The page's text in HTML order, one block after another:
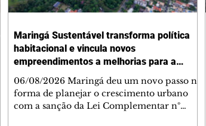
Maringá Sustentável transforma política
habitacional e vincula novos
empreendimentos a melhorias para a
06/08/2026 Maringá deu um novo passo na
forma de planejar o crescimento urbano
com a sanção da Lei Complementar nº